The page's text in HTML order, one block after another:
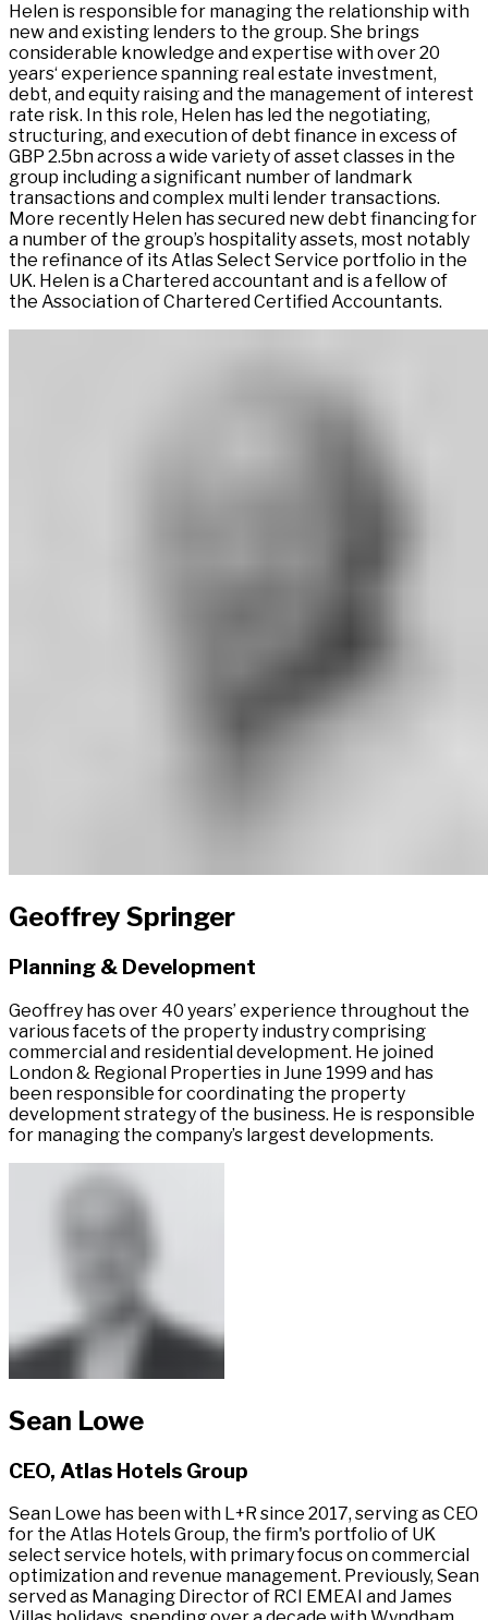
Helen is responsible for managing the relationship with
new and existing lenders to the group. She brings
considerable knowledge and expertise with over 20
years‘ experience spanning real estate investment,
debt, and equity raising and the management of interest
rate risk. In this role, Helen has led the negotiating,
structuring, and execution of debt finance in excess of
GBP 2.5bn across a wide variety of asset classes in the
group including a significant number of landmark
transactions and complex multi lender transactions.
More recently Helen has secured new debt financing for
a number of the group’s hospitality assets, most notably
the refinance of its Atlas Select Service portfolio in the
UK. Helen is a Chartered accountant and is a fellow of
the Association of Chartered Certified Accountants. ​​​​‌ ‍ ​‍​‍‌‍ ‌ ​‍‌‍‍‌‌‍‌ ‌‍‍‌‌‍ ‍​‍​‍​ ‍‍​‍​‍‌ ​ ‌‍​‌‌‍ ‍‌‍‍‌‌ ‌​‌ ‍‌​‍ ‍‌‍‍‌‌‍ ​‍​‍​‍ ​​‍​‍‌‍‍​‌ ​‍‌‍‌‌‌‍‌‍​‍​‍​ ‍‍​‍​‍‌‍‍​‌ ‌​‌ ‌​‌ ​​‌ ​ ​ ‍‍​‍ ​‍ ‌‍ ​​‍ ‌‌‍​‌‌‍ ‍‌‍‌​​‍ ‌‌ ​‍​‍ ‌‌‍‍​‌‍ ‌ ‌​‌‍‌‌‌‍ ​‌ ​ ​‍ ‌‌ ​ ‌ ‌​‌ ‌‌‌‍‌​‌‍‍‌‌‍ ​‍ ‍‌ ‌‍‌‍‌‌‌ ​‍‌‍​ ‌‍‌‌‌‍ ​​‍ ‍‌‍​‌‌ ​​‌ ​​​‍ ‌‍‍‌‌‍ ‍‌ ‌​‌‍‌‌‌‍ ‍‌ ‌​​‍ ‌‍‌‌‌‍‌​‌‍‍‌‌ ‌​​‍ ‌‍ ‌‌‍ ‌‍‌​‌‍‌‌​ ‌‌ ​​‌ ​‍‌‍‌‌‌ ​ ‌‍‌‌‌‍ ‍‌ ‌​‌‍​‌‌ ‌​‌‍‍‌‌‍ ‌‍ ‍​ ‍ ‌‍‍‌‌‍‌​​ ‌​ ‌‍‌‍​‍​ ‌​‌‍‌​​ ​‍​ ‌ ‌‍​‍​ ‍​​‍ ‌​ ‌‌​ ​ ‌‍​‍​ ‌‍​‍ ‌​ ‌​​ ‌​​ ​‌​ ​​​‍ ‌​ ‍‌‌‍​‌‌‍‌‍​ ‌​​‍ ‌​ ‌ ‌‍‌​‌‍​‍​ ​​‌‍‌‍‌‍​‌​ ​‍​ ​​‌‍‌​​ ‌​​ ‍‌​ ‍‌​ ‍ ‌ ‌​‌ ‍‌‌ ​​‌‍‌‌​ ‌‌‍​ ‌‍ ‌ ​‍‌ ​​‌‍ ‌ ​‍‌‍​‌‌ ‌​‌‍‌‌‌‌‌​‌‍‌‌‌‍​‌‌‍ ‌‌​ ‌‌‍‌‌‌‍ ‌‌‍​‍‌‍‌‌‌ ​‍​ ‍ ‌ ​​‌‍​‌‌ ‌​‌‍‍​​ ‌‌‍​‍‌‍‍‌‌‍ ​ ‌‍​‍‌‍​‌‌ ​ ‌‍‌‌‌‌‌‌‌ ​‍‌‍ ​​ ‌‌‍‍​‌ ‌​‌ ‌​‌ ​​‌ ​ ​‍‌‌​ ​ ‌​​‌​‍‌‌​ ​‍‌​‌‍​‍‌‌​ ​‍‌​‌‍‌‍ ​​‍ ‌‌‍​‌‌‍ ‍‌‍‌​​‍ ‌‌ ​‍​‍ ‌‌‍‍​‌‍ ‌ ‌​‌‍‌‌‌‍ ​‌ ​ ​‍ ‌‌ ​ ‌ ‌​‌ ‌‌‌‍‌​‌‍‍‌‌‍ ​‍ ‍‌ ‌‍‌‍‌‌‌ ​‍‌‍​ ‌‍‌‌‌‍ ​​‍ ‍‌‍​‌‌ ​​‌ ​​​‍‌‍‌‍‍‌‌‍‌​​ ‌​ ‌‍‌‍​‍​ ‌​‌‍‌​​ ​‍​ ‌ ‌‍​‍​ ‍​​‍ ‌​ ‌‌​ ​ ‌‍​‍​ ‌‍​‍ ‌​ ‌​​ ‌​​ ​‌​ ​​​‍ ‌​ ‍‌‌‍​‌‌‍‌‍​ ‌​​‍ ‌​ ‌ ‌‍‌​‌‍​‍​ ​​‌‍‌‍‌‍​‌​ ​‍​ ​​‌‍‌​​ ‌​​ ‍‌​ ‍‌​‍‌‍‌ ‌​‌ ‍‌‌ ​​‌‍‌‌​ ‌‌‍​ ‌‍ ‌ ​‍‌ ​​‌‍ ‌ ​‍‌‍​‌‌ ‌​‌‍‌‌‌‌‌​‌‍‌‌‌‍​‌‌‍ ‌‌​ ‌‌‍‌‌‌‍ ‌‌‍​‍‌‍‌‌‌ ​‍​‍‌‍‌ ​​‌‍​‌‌ ‌​‌‍‍​​ ‌‌‍​‍‌‍‍‌‌‍ ​‍‌‍‌ ​​‌‍‌‌‌ ​‍‌ ​ ‌ ​​‌‍‌‌‌‍​ ‌ ‌​‌‍‍‌‌ ‌‍‌‍‌‌​ ‌‌ ​​‌ ‌‌‌‍​‍‌‍ ​‌‍‍‌‌ ​ ‌‍‍​‌‍‌‌‌‍‌​​‍​‍‌ ‌
Geoffrey Springer​​​​‌ ‍ ​‍​‍‌‍ ‌ ​‍‌‍‍‌‌‍‌ ‌‍‍‌‌‍ ‍​‍​‍​ ‍‍​‍​‍‌ ​ ‌‍​‌‌‍ ‍‌‍‍‌‌ ‌​‌ ‍‌​‍ ‍‌‍‍‌‌‍ ​‍​‍​‍ ​​‍​‍‌‍‍​‌ ​‍‌‍‌‌‌‍‌‍​‍​‍​ ‍‍​‍​‍‌‍‍​‌ ‌​‌ ‌​‌ ​​‌ ​ ​ ‍‍​‍ ​‍ ‌‍ ​​‍ ‌‌‍​‌‌‍ ‍‌‍‌​​‍ ‌‌ ​‍​‍ ‌‌‍‍​‌‍ ‌ ‌​‌‍‌‌‌‍ ​‌ ​ ​‍ ‌‌ ​ ‌ ‌​‌ ‌‌‌‍‌​‌‍‍‌‌‍ ​‍ ‍‌ ‌‍‌‍‌‌‌ ​‍‌‍​ ‌‍‌‌‌‍ ​​‍ ‍‌‍​‌‌ ​​‌ ​​​‍ ‌‍‍‌‌‍ ‍‌ ‌​‌‍‌‌‌‍ ‍‌ ‌​​‍ ‌‍‌‌‌‍‌​‌‍‍‌‌ ‌​​‍ ‌‍ ‌‌‍ ‌‍‌​‌‍‌‌​ ‌‌ ​​‌ ​‍‌‍‌‌‌ ​ ‌‍‌‌‌‍ ‍‌ ‌​‌‍​‌‌ ‌​‌‍‍‌‌‍ ‌‍ ‍​ ‍ ‌‍‍‌‌‍‌​​ ‌​ ​‍​ ​ ​ ​‌​ ​‍‌‍​‍​ ‌‍​ ​‍​ ‍​​‍ ‌‌‍‌‌‌‍​‌​ ‍‌​ ‌​​‍ ‌​ ‌​‌‍‌‌​ ‌‍‌‍​‌​‍ ‌‌‍​‍‌‍‌‍​ ​‌‌‍‌‌​‍ ‌‌‍‌‍‌‍‌‍‌‍​ ‌‍​‌‌‍​‌​ ​ ‌‍​‍‌‍‌‌​ ‌‌​ ‌​​ ‌‍‌‍‌‌​ ‍ ‌ ‌​‌ ‍‌‌ ​​‌‍‌‌​ ‌‌‍​ ‌‍ ‌ ​‍‌ ​​‌‍ ‌ ​‍‌‍​‌‌ ‌​‌‍‌‌‌‌‌​‌‍‌‌‌‍​‌‌‍ ‌‌​ ‌‌‍‌‌‌‍ ‌‌‍​‍‌‍‌‌‌ ​‍​ ‍ ‌ ​​‌‍​‌‌ ‌​‌‍‍​​ ‌‌‍ ‍‌‍​‌‌‍ ‌‌‍‌‌​ ‌‍​‍‌‍​‌‌ ​ ‌‍‌‌‌‌‌‌‌ ​‍‌‍ ​​ ‌‌‍‍​‌ ‌​‌ ‌​‌ ​​‌ ​ ​‍‌‌​ ​ ‌​​‌​‍‌‌​ ​‍‌​‌‍​‍‌‌​ ​‍‌​‌‍‌‍ ​​‍ ‌‌‍​‌‌‍ ‍‌‍‌​​‍ ‌‌ ​‍​‍ ‌‌‍‍​‌‍ ‌ ‌​‌‍‌‌‌‍ ​‌ ​ ​‍ ‌‌ ​ ‌ ‌​‌ ‌‌‌‍‌​‌‍‍‌‌‍ ​‍ ‍‌ ‌‍‌‍‌‌‌ ​‍‌‍​ ‌‍‌‌‌‍ ​​‍ ‍‌‍​‌‌ ​​‌ ​​​‍‌‍‌‍‍‌‌‍‌​​ ‌​ ​‍​ ​ ​ ​‌​ ​‍‌‍​‍​ ‌‍​ ​‍​ ‍​​‍ ‌‌‍‌‌‌‍​‌​ ‍‌​ ‌​​‍ ‌​ ‌​‌‍‌‌​ ‌‍‌‍​‌​‍ ‌‌‍​‍‌‍‌‍​ ​‌‌‍‌‌​‍ ‌‌‍‌‍‌‍‌‍‌‍​ ‌‍​‌‌‍​‌​ ​ ‌‍​‍‌‍‌‌​ ‌‌​ ‌​​ ‌‍‌‍‌‌​‍‌‍‌ ‌​‌ ‍‌‌ ​​‌‍‌‌​ ‌‌‍​ ‌‍ ‌ ​‍‌ ​​‌‍ ‌ ​‍‌‍​‌‌ ‌​‌‍‌‌‌‌‌​‌‍‌‌‌‍​‌‌‍ ‌‌​ ‌‌‍‌‌‌‍ ‌‌‍​‍‌‍‌‌‌ ​‍​‍‌‍‌ ​​‌‍​‌‌ ‌​‌‍‍​​ ‌‌‍ ‍‌‍​‌‌‍ ‌‌‍‌‌​‍‌‍‌ ​​‌‍‌‌‌ ​‍‌ ​ ‌ ​​‌‍‌‌‌‍​ ‌ ‌​‌‍‍‌‌ ‌‍‌‍‌‌​ ‌‌ ​​‌ ‌‌‌‍​‍‌‍ ​‌‍‍‌‌ ​ ‌‍‍​‌‍‌‌‌‍‌​​‍​‍‌ ‌
Planning & Development​​​​‌ ‍ ​‍​‍‌‍ ‌ ​‍‌‍‍‌‌‍‌ ‌‍‍‌‌‍ ‍​‍​‍​ ‍‍​‍​‍‌ ​ ‌‍​‌‌‍ ‍‌‍‍‌‌ ‌​‌ ‍‌​‍ ‍‌‍‍‌‌‍ ​‍​‍​‍ ​​‍​‍‌‍‍​‌ ​‍‌‍‌‌‌‍‌‍​‍​‍​ ‍‍​‍​‍‌‍‍​‌ ‌​‌ ‌​‌ ​​‌ ​ ​ ‍‍​‍ ​‍ ‌‍ ​​‍ ‌‌‍​‌‌‍ ‍‌‍‌​​‍ ‌‌ ​‍​‍ ‌‌‍‍​‌‍ ‌ ‌​‌‍‌‌‌‍ ​‌ ​ ​‍ ‌‌ ​ ‌ ‌​‌ ‌‌‌‍‌​‌‍‍‌‌‍ ​‍ ‍‌ ‌‍‌‍‌‌‌ ​‍‌‍​ ‌‍‌‌‌‍ ​​‍ ‍‌‍​‌‌ ​​‌ ​​​‍ ‌‍‍‌‌‍ ‍‌ ‌​‌‍‌‌‌‍ ‍‌ ‌​​‍ ‌‍‌‌‌‍‌​‌‍‍‌‌ ‌​​‍ ‌‍ ‌‌‍ ‌‍‌​‌‍‌‌​ ‌‌ ​​‌ ​‍‌‍‌‌‌ ​ ‌‍‌‌‌‍ ‍‌ ‌​‌‍​‌‌ ‌​‌‍‍‌‌‍ ‌‍ ‍​ ‍ ‌‍‍‌‌‍‌​​ ‌​ ​‍​ ​ ​ ​‌​ ​‍‌‍​‍​ ‌‍​ ​‍​ ‍​​‍ ‌‌‍‌‌‌‍​‌​ ‍‌​ ‌​​‍ ‌​ ‌​‌‍‌‌​ ‌‍‌‍​‌​‍ ‌‌‍​‍‌‍‌‍​ ​‌‌‍‌‌​‍ ‌‌‍‌‍‌‍‌‍‌‍​ ‌‍​‌‌‍​‌​ ​ ‌‍​‍‌‍‌‌​ ‌‌​ ‌​​ ‌‍‌‍‌‌​ ‍ ‌ ‌​‌ ‍‌‌ ​​‌‍‌‌​ ‌‌‍​ ‌‍ ‌ ​‍‌ ​​‌‍ ‌ ​‍‌‍​‌‌ ‌​‌‍‌‌‌‌‌​‌‍‌‌‌‍​‌‌‍ ‌‌​ ‌‌‍‌‌‌‍ ‌‌‍​‍‌‍‌‌‌ ​‍​ ‍ ‌ ​​‌‍​‌‌ ‌​‌‍‍​​ ‌‌ ​‍‌‍ ‌‍ ​‌‍‌‌​ ‌‍​‍‌‍​‌‌ ​ ‌‍‌‌‌‌‌‌‌ ​‍‌‍ ​​ ‌‌‍‍​‌ ‌​‌ ‌​‌ ​​‌ ​ ​‍‌‌​ ​ ‌​​‌​‍‌‌​ ​‍‌​‌‍​‍‌‌​ ​‍‌​‌‍‌‍ ​​‍ ‌‌‍​‌‌‍ ‍‌‍‌​​‍ ‌‌ ​‍​‍ ‌‌‍‍​‌‍ ‌ ‌​‌‍‌‌‌‍ ​‌ ​ ​‍ ‌‌ ​ ‌ ‌​‌ ‌‌‌‍‌​‌‍‍‌‌‍ ​‍ ‍‌ ‌‍‌‍‌‌‌ ​‍‌‍​ ‌‍‌‌‌‍ ​​‍ ‍‌‍​‌‌ ​​‌ ​​​‍‌‍‌‍‍‌‌‍‌​​ ‌​ ​‍​ ​ ​ ​‌​ ​‍‌‍​‍​ ‌‍​ ​‍​ ‍​​‍ ‌‌‍‌‌‌‍​‌​ ‍‌​ ‌​​‍ ‌​ ‌​‌‍‌‌​ ‌‍‌‍​‌​‍ ‌‌‍​‍‌‍‌‍​ ​‌‌‍‌‌​‍ ‌‌‍‌‍‌‍‌‍‌‍​ ‌‍​‌‌‍​‌​ ​ ‌‍​‍‌‍‌‌​ ‌‌​ ‌​​ ‌‍‌‍‌‌​‍‌‍‌ ‌​‌ ‍‌‌ ​​‌‍‌‌​ ‌‌‍​ ‌‍ ‌ ​‍‌ ​​‌‍ ‌ ​‍‌‍​‌‌ ‌​‌‍‌‌‌‌‌​‌‍‌‌‌‍​‌‌‍ ‌‌​ ‌‌‍‌‌‌‍ ‌‌‍​‍‌‍‌‌‌ ​‍​‍‌‍‌ ​​‌‍​‌‌ ‌​‌‍‍​​ ‌‌ ​‍‌‍ ‌‍ ​‌‍‌‌​‍‌‍‌ ​​‌‍‌‌‌ ​‍‌ ​ ‌ ​​‌‍‌‌‌‍​ ‌ ‌​‌‍‍‌‌ ‌‍‌‍‌‌​ ‌‌ ​​‌ ‌‌‌‍​‍‌‍ ​‌‍‍‌‌ ​ ‌‍‍​‌‍‌‌‌‍‌​​‍​‍‌ ‌
Geoffrey has over 40 years’ experience throughout the
various facets of the property industry comprising
commercial and residential development. He joined
London & Regional Properties in June 1999 and has
been responsible for coordinating the property
development strategy of the business. He is responsible
for managing the company’s largest developments. ​​​​‌ ‍ ​‍​‍‌‍ ‌ ​‍‌‍‍‌‌‍‌ ‌‍‍‌‌‍ ‍​‍​‍​ ‍‍​‍​‍‌ ​ ‌‍​‌‌‍ ‍‌‍‍‌‌ ‌​‌ ‍‌​‍ ‍‌‍‍‌‌‍ ​‍​‍​‍ ​​‍​‍‌‍‍​‌ ​‍‌‍‌‌‌‍‌‍​‍​‍​ ‍‍​‍​‍‌‍‍​‌ ‌​‌ ‌​‌ ​​‌ ​ ​ ‍‍​‍ ​‍ ‌‍ ​​‍ ‌‌‍​‌‌‍ ‍‌‍‌​​‍ ‌‌ ​‍​‍ ‌‌‍‍​‌‍ ‌ ‌​‌‍‌‌‌‍ ​‌ ​ ​‍ ‌‌ ​ ‌ ‌​‌ ‌‌‌‍‌​‌‍‍‌‌‍ ​‍ ‍‌ ‌‍‌‍‌‌‌ ​‍‌‍​ ‌‍‌‌‌‍ ​​‍ ‍‌‍​‌‌ ​​‌ ​​​‍ ‌‍‍‌‌‍ ‍‌ ‌​‌‍‌‌‌‍ ‍‌ ‌​​‍ ‌‍‌‌‌‍‌​‌‍‍‌‌ ‌​​‍ ‌‍ ‌‌‍ ‌‍‌​‌‍‌‌​ ‌‌ ​​‌ ​‍‌‍‌‌‌ ​ ‌‍‌‌‌‍ ‍‌ ‌​‌‍​‌‌ ‌​‌‍‍‌‌‍ ‌‍ ‍​ ‍ ‌‍‍‌‌‍‌​​ ‌​ ​‍​ ​ ​ ​‌​ ​‍‌‍​‍​ ‌‍​ ​‍​ ‍​​‍ ‌‌‍‌‌‌‍​‌​ ‍‌​ ‌​​‍ ‌​ ‌​‌‍‌‌​ ‌‍‌‍​‌​‍ ‌‌‍​‍‌‍‌‍​ ​‌‌‍‌‌​‍ ‌‌‍‌‍‌‍‌‍‌‍​ ‌‍​‌‌‍​‌​ ​ ‌‍​‍‌‍‌‌​ ‌‌​ ‌​​ ‌‍‌‍‌‌​ ‍ ‌ ‌​‌ ‍‌‌ ​​‌‍‌‌​ ‌‌‍​ ‌‍ ‌ ​‍‌ ​​‌‍ ‌ ​‍‌‍​‌‌ ‌​‌‍‌‌‌‌‌​‌‍‌‌‌‍​‌‌‍ ‌‌​ ‌‌‍‌‌‌‍ ‌‌‍​‍‌‍‌‌‌ ​‍​ ‍ ‌ ​​‌‍​‌‌ ‌​‌‍‍​​ ‌‌‍​‍‌‍‍‌‌‍ ​ ‌‍​‍‌‍​‌‌ ​ ‌‍‌‌‌‌‌‌‌ ​‍‌‍ ​​ ‌‌‍‍​‌ ‌​‌ ‌​‌ ​​‌ ​ ​‍‌‌​ ​ ‌​​‌​‍‌‌​ ​‍‌​‌‍​‍‌‌​ ​‍‌​‌‍‌‍ ​​‍ ‌‌‍​‌‌‍ ‍‌‍‌​​‍ ‌‌ ​‍​‍ ‌‌‍‍​‌‍ ‌ ‌​‌‍‌‌‌‍ ​‌ ​ ​‍ ‌‌ ​ ‌ ‌​‌ ‌‌‌‍‌​‌‍‍‌‌‍ ​‍ ‍‌ ‌‍‌‍‌‌‌ ​‍‌‍​ ‌‍‌‌‌‍ ​​‍ ‍‌‍​‌‌ ​​‌ ​​​‍‌‍‌‍‍‌‌‍‌​​ ‌​ ​‍​ ​ ​ ​‌​ ​‍‌‍​‍​ ‌‍​ ​‍​ ‍​​‍ ‌‌‍‌‌‌‍​‌​ ‍‌​ ‌​​‍ ‌​ ‌​‌‍‌‌​ ‌‍‌‍​‌​‍ ‌‌‍​‍‌‍‌‍​ ​‌‌‍‌‌​‍ ‌‌‍‌‍‌‍‌‍‌‍​ ‌‍​‌‌‍​‌​ ​ ‌‍​‍‌‍‌‌​ ‌‌​ ‌​​ ‌‍‌‍‌‌​‍‌‍‌ ‌​‌ ‍‌‌ ​​‌‍‌‌​ ‌‌‍​ ‌‍ ‌ ​‍‌ ​​‌‍ ‌ ​‍‌‍​‌‌ ‌​‌‍‌‌‌‌‌​‌‍‌‌‌‍​‌‌‍ ‌‌​ ‌‌‍‌‌‌‍ ‌‌‍​‍‌‍‌‌‌ ​‍​‍‌‍‌ ​​‌‍​‌‌ ‌​‌‍‍​​ ‌‌‍​‍‌‍‍‌‌‍ ​‍‌‍‌ ​​‌‍‌‌‌ ​‍‌ ​ ‌ ​​‌‍‌‌‌‍​ ‌ ‌​‌‍‍‌‌ ‌‍‌‍‌‌​ ‌‌ ​​‌ ‌‌‌‍​‍‌‍ ​‌‍‍‌‌ ​ ‌‍‍​‌‍‌‌‌‍‌​​‍​‍‌ ‌
Sean Lowe​​​​‌ ‍ ​‍​‍‌‍ ‌ ​‍‌‍‍‌‌‍‌ ‌‍‍‌‌‍ ‍​‍​‍​ ‍‍​‍​‍‌ ​ ‌‍​‌‌‍ ‍‌‍‍‌‌ ‌​‌ ‍‌​‍ ‍‌‍‍‌‌‍ ​‍​‍​‍ ​​‍​‍‌‍‍​‌ ​‍‌‍‌‌‌‍‌‍​‍​‍​ ‍‍​‍​‍‌‍‍​‌ ‌​‌ ‌​‌ ​​‌ ​ ​ ‍‍​‍ ​‍ ‌‍ ​​‍ ‌‌‍​‌‌‍ ‍‌‍‌​​‍ ‌‌ ​‍​‍ ‌‌‍‍​‌‍ ‌ ‌​‌‍‌‌‌‍ ​‌ ​ ​‍ ‌‌ ​ ‌ ‌​‌ ‌‌‌‍‌​‌‍‍‌‌‍ ​‍ ‍‌ ‌‍‌‍‌‌‌ ​‍‌‍​ ‌‍‌‌‌‍ ​​‍ ‍‌‍​‌‌ ​​‌ ​​​‍ ‌‍‍‌‌‍ ‍‌ ‌​‌‍‌‌‌‍ ‍‌ ‌​​‍ ‌‍‌‌‌‍‌​‌‍‍‌‌ ‌​​‍ ‌‍ ‌‌‍ ‌‍‌​‌‍‌‌​ ‌‌ ​​‌ ​‍‌‍‌‌‌ ​ ‌‍‌‌‌‍ ‍‌ ‌​‌‍​‌‌ ‌​‌‍‍‌‌‍ ‌‍ ‍​ ‍ ‌‍‍‌‌‍‌​​ ‌​ ‌​‌‍‌‌‌‍‌‍‌‍​ ‌‍​‌‌‍‌​​ ‌‌​ ‍‌​‍ ‌​ ‍‌​ ‌‌​ ‍​‌‍‌‍​‍ ‌​ ‌​​ ​ ​ ‌ ‌‍‌‍​‍ ‌​ ‍‌​ ​ ​ ‌​​ ‍‌​‍ ‌​ ‌ ​ ‌ ​ ‌‍​ ‌‍​ ​​​ ‍​​ ‍‌​ ​‍‌‍‌‍‌‍‌‍‌‍​‌‌‍‌​​ ‍ ‌ ‌​‌ ‍‌‌ ​​‌‍‌‌​ ‌‌‍​ ‌‍ ‌ ​‍‌ ​​‌‍ ‌ ​‍‌‍​‌‌ ‌​‌‍‌‌‌‌‌​‌‍‌‌‌‍​‌‌‍ ‌‌​ ‌‌‍‌‌‌‍ ‌‌‍​‍‌‍‌‌‌ ​‍​ ‍ ‌ ​​‌‍​‌‌ ‌​‌‍‍​​ ‌‌‍ ‍‌‍​‌‌‍ ‌‌‍‌‌​ ‌‍​‍‌‍​‌‌ ​ ‌‍‌‌‌‌‌‌‌ ​‍‌‍ ​​ ‌‌‍‍​‌ ‌​‌ ‌​‌ ​​‌ ​ ​‍‌‌​ ​ ‌​​‌​‍‌‌​ ​‍‌​‌‍​‍‌‌​ ​‍‌​‌‍‌‍ ​​‍ ‌‌‍​‌‌‍ ‍‌‍‌​​‍ ‌‌ ​‍​‍ ‌‌‍‍​‌‍ ‌ ‌​‌‍‌‌‌‍ ​‌ ​ ​‍ ‌‌ ​ ‌ ‌​‌ ‌‌‌‍‌​‌‍‍‌‌‍ ​‍ ‍‌ ‌‍‌‍‌‌‌ ​‍‌‍​ ‌‍‌‌‌‍ ​​‍ ‍‌‍​‌‌ ​​‌ ​​​‍‌‍‌‍‍‌‌‍‌​​ ‌​ ‌​‌‍‌‌‌‍‌‍‌‍​ ‌‍​‌‌‍‌​​ ‌‌​ ‍‌​‍ ‌​ ‍‌​ ‌‌​ ‍​‌‍‌‍​‍ ‌​ ‌​​ ​ ​ ‌ ‌‍‌‍​‍ ‌​ ‍‌​ ​ ​ ‌​​ ‍‌​‍ ‌​ ‌ ​ ‌ ​ ‌‍​ ‌‍​ ​​​ ‍​​ ‍‌​ ​‍‌‍‌‍‌‍‌‍‌‍​‌‌‍‌​​‍‌‍‌ ‌​‌ ‍‌‌ ​​‌‍‌‌​ ‌‌‍​ ‌‍ ‌ ​‍‌ ​​‌‍ ‌ ​‍‌‍​‌‌ ‌​‌‍‌‌‌‌‌​‌‍‌‌‌‍​‌‌‍ ‌‌​ ‌‌‍‌‌‌‍ ‌‌‍​‍‌‍‌‌‌ ​‍​‍‌‍‌ ​​‌‍​‌‌ ‌​‌‍‍​​ ‌‌‍ ‍‌‍​‌‌‍ ‌‌‍‌‌​‍‌‍‌ ​​‌‍‌‌‌ ​‍‌ ​ ‌ ​​‌‍‌‌‌‍​ ‌ ‌​‌‍‍‌‌ ‌‍‌‍‌‌​ ‌‌ ​​‌ ‌‌‌‍​‍‌‍ ​‌‍‍‌‌ ​ ‌‍‍​‌‍‌‌‌‍‌​​‍​‍‌ ‌
CEO, Atlas Hotels Group​​​​‌ ‍ ​‍​‍‌‍ ‌ ​‍‌‍‍‌‌‍‌ ‌‍‍‌‌‍ ‍​‍​‍​ ‍‍​‍​‍‌ ​ ‌‍​‌‌‍ ‍‌‍‍‌‌ ‌​‌ ‍‌​‍ ‍‌‍‍‌‌‍ ​‍​‍​‍ ​​‍​‍‌‍‍​‌ ​‍‌‍‌‌‌‍‌‍​‍​‍​ ‍‍​‍​‍‌‍‍​‌ ‌​‌ ‌​‌ ​​‌ ​ ​ ‍‍​‍ ​‍ ‌‍ ​​‍ ‌‌‍​‌‌‍ ‍‌‍‌​​‍ ‌‌ ​‍​‍ ‌‌‍‍​‌‍ ‌ ‌​‌‍‌‌‌‍ ​‌ ​ ​‍ ‌‌ ​ ‌ ‌​‌ ‌‌‌‍‌​‌‍‍‌‌‍ ​‍ ‍‌ ‌‍‌‍‌‌‌ ​‍‌‍​ ‌‍‌‌‌‍ ​​‍ ‍‌‍​‌‌ ​​‌ ​​​‍ ‌‍‍‌‌‍ ‍‌ ‌​‌‍‌‌‌‍ ‍‌ ‌​​‍ ‌‍‌‌‌‍‌​‌‍‍‌‌ ‌​​‍ ‌‍ ‌‌‍ ‌‍‌​‌‍‌‌​ ‌‌ ​​‌ ​‍‌‍‌‌‌ ​ ‌‍‌‌‌‍ ‍‌ ‌​‌‍​‌‌ ‌​‌‍‍‌‌‍ ‌‍ ‍​ ‍ ‌‍‍‌‌‍‌​​ ‌​ ‌​‌‍‌‌‌‍‌‍‌‍​ ‌‍​‌‌‍‌​​ ‌‌​ ‍‌​‍ ‌​ ‍‌​ ‌‌​ ‍​‌‍‌‍​‍ ‌​ ‌​​ ​ ​ ‌ ‌‍‌‍​‍ ‌​ ‍‌​ ​ ​ ‌​​ ‍‌​‍ ‌​ ‌ ​ ‌ ​ ‌‍​ ‌‍​ ​​​ ‍​​ ‍‌​ ​‍‌‍‌‍‌‍‌‍‌‍​‌‌‍‌​​ ‍ ‌ ‌​‌ ‍‌‌ ​​‌‍‌‌​ ‌‌‍​ ‌‍ ‌ ​‍‌ ​​‌‍ ‌ ​‍‌‍​‌‌ ‌​‌‍‌‌‌‌‌​‌‍‌‌‌‍​‌‌‍ ‌‌​ ‌‌‍‌‌‌‍ ‌‌‍​‍‌‍‌‌‌ ​‍​ ‍ ‌ ​​‌‍​‌‌ ‌​‌‍‍​​ ‌‌ ​‍‌‍ ‌‍ ​‌‍‌‌​ ‌‍​‍‌‍​‌‌ ​ ‌‍‌‌‌‌‌‌‌ ​‍‌‍ ​​ ‌‌‍‍​‌ ‌​‌ ‌​‌ ​​‌ ​ ​‍‌‌​ ​ ‌​​‌​‍‌‌​ ​‍‌​‌‍​‍‌‌​ ​‍‌​‌‍‌‍ ​​‍ ‌‌‍​‌‌‍ ‍‌‍‌​​‍ ‌‌ ​‍​‍ ‌‌‍‍​‌‍ ‌ ‌​‌‍‌‌‌‍ ​‌ ​ ​‍ ‌‌ ​ ‌ ‌​‌ ‌‌‌‍‌​‌‍‍‌‌‍ ​‍ ‍‌ ‌‍‌‍‌‌‌ ​‍‌‍​ ‌‍‌‌‌‍ ​​‍ ‍‌‍​‌‌ ​​‌ ​​​‍‌‍‌‍‍‌‌‍‌​​ ‌​ ‌​‌‍‌‌‌‍‌‍‌‍​ ‌‍​‌‌‍‌​​ ‌‌​ ‍‌​‍ ‌​ ‍‌​ ‌‌​ ‍​‌‍‌‍​‍ ‌​ ‌​​ ​ ​ ‌ ‌‍‌‍​‍ ‌​ ‍‌​ ​ ​ ‌​​ ‍‌​‍ ‌​ ‌ ​ ‌ ​ ‌‍​ ‌‍​ ​​​ ‍​​ ‍‌​ ​‍‌‍‌‍‌‍‌‍‌‍​‌‌‍‌​​‍‌‍‌ ‌​‌ ‍‌‌ ​​‌‍‌‌​ ‌‌‍​ ‌‍ ‌ ​‍‌ ​​‌‍ ‌ ​‍‌‍​‌‌ ‌​‌‍‌‌‌‌‌​‌‍‌‌‌‍​‌‌‍ ‌‌​ ‌‌‍‌‌‌‍ ‌‌‍​‍‌‍‌‌‌ ​‍​‍‌‍‌ ​​‌‍​‌‌ ‌​‌‍‍​​ ‌‌ ​‍‌‍ ‌‍ ​‌‍‌‌​‍‌‍‌ ​​‌‍‌‌‌ ​‍‌ ​ ‌ ​​‌‍‌‌‌‍​ ‌ ‌​‌‍‍‌‌ ‌‍‌‍‌‌​ ‌‌ ​​‌ ‌‌‌‍​‍‌‍ ​‌‍‍‌‌ ​ ‌‍‍​‌‍‌‌‌‍‌​​‍​‍‌ ‌
Sean Lowe has been with L+R since 2017, serving as CEO
for the Atlas Hotels Group, the firm's portfolio of UK
select service hotels, with primary focus on commercial
optimization and revenue management. Previously, Sean
served as Managing Director of RCI EMEAI and James